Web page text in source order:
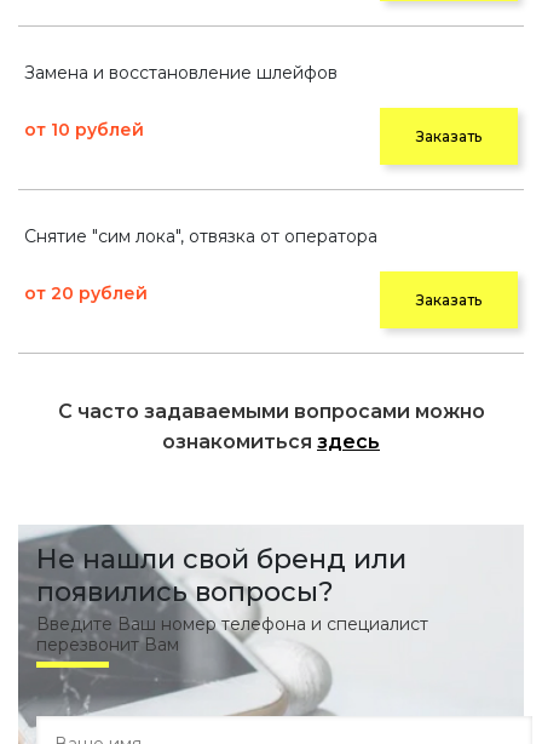
Замена и восстановление шлейфов
от 10 рублей Заказать
Снятие "сим лока", отвязка от оператора
от 20 рублей Заказать
С часто задаваемыми вопросами можно
ознакомиться здесь
Не нашли свой бренд или
появились вопросы?
Введите Ваш номер телефона и специалист
перезвонит Вам